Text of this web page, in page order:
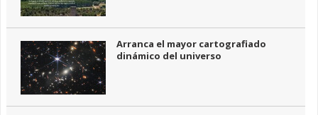
Arranca el mayor cartografiado
dinámico del universo